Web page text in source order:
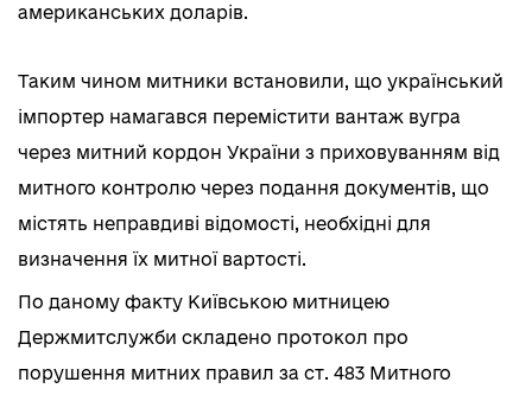
американських доларів.
Таким чином митники встановили, що український
імпортер намагався перемістити вантаж вугра
через митний кордон України з приховуванням від
митного контролю через подання документів, що
містять неправдиві відомості, необхідні для
визначення їх митної вартості.
По даному факту Київською митницею
Держмитслужби складено протокол про
порушення митних правил за ст. 483 Митного